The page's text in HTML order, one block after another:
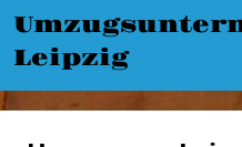
Leipzig